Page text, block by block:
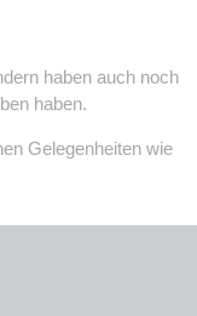
haben auch noch
haben.
Gelegenheiten wie